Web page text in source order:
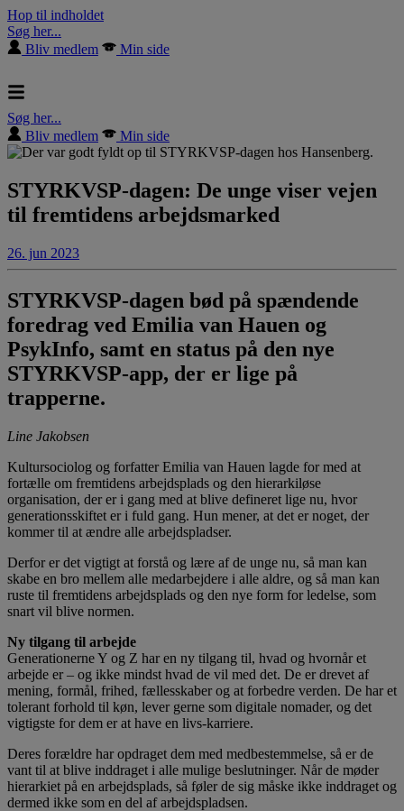
Hop til indholdet
Søg her...
Bliv medlem
Min side
Søg her...
Bliv medlem
Min side
STYRKVSP-dagen: De unge viser vejen
til fremtidens arbejdsmarked
26. jun 2023
STYRKVSP-dagen bød på spændende
foredrag ved Emilia van Hauen og
PsykInfo, samt en status på den nye
STYRKVSP-app, der er lige på
trapperne.
Line Jakobsen
Kultursociolog og forfatter Emilia van Hauen lagde for med at
fortælle om fremtidens arbejdsplads og den hierarkiløse
organisation, der er i gang med at blive defineret lige nu, hvor
generationsskiftet er i fuld gang. Hun mener, at det er noget, der
kommer til at ændre alle arbejdspladser.
Derfor er det vigtigt at forstå og lære af de unge nu, så man kan
skabe en bro mellem alle medarbejdere i alle aldre, og så man kan
ruste til fremtidens arbejdsplads og den nye form for ledelse, som
snart vil blive normen.
Ny tilgang til arbejde
Generationerne Y og Z har en ny tilgang til, hvad og hvornår et
arbejde er – og ikke mindst hvad de vil med det. De er drevet af
mening, formål, frihed, fællesskaber og at forbedre verden. De har et
tolerant forhold til køn, lever gerne som digitale nomader, og det
vigtigste for dem er at have en livs-karriere.
Deres forældre har opdraget dem med medbestemmelse, så er de
vant til at blive inddraget i alle mulige beslutninger. Når de møder
hierarkiet på en arbejdsplads, så føler de sig måske ikke inddraget og
dermed ikke som en del af arbejdspladsen.